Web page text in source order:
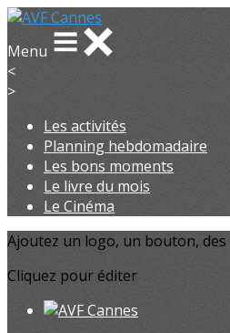
Menu
<
>
Les activités
Planning hebdomadaire
Les bons moments
Le livre du mois
Le Cinéma
Ajoutez un logo, un bouton, des
Cliquez pour éditer